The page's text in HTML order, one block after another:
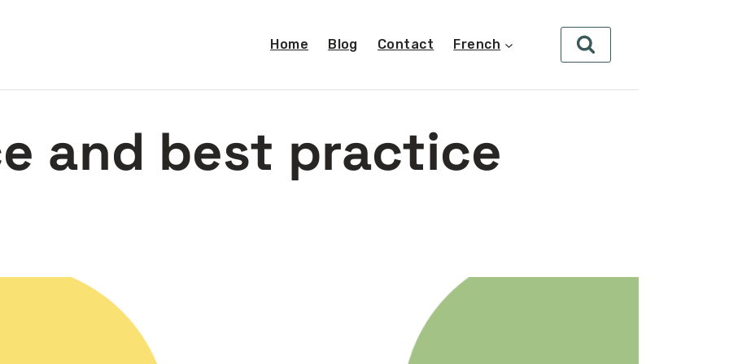
Home Blog Contact French
and best practice